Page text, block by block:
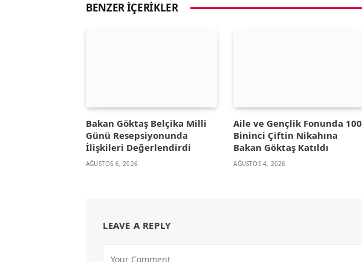
BENZER İÇERIKLER
Bakan Göktaş Belçika Milli
Günü Resepsiyonunda
İlişkileri Değerlendirdi
AĞUSTOS 6, 2026
Aile ve Gençlik Fonunda 100
Bininci Çiftin Nikahına
Bakan Göktaş Katıldı
AĞUSTOS 4, 2026
LEAVE A REPLY